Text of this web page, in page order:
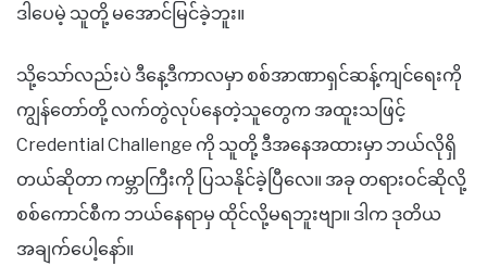
ဒါပေမဲ့ သူတို့ မအောင်မြင်ခဲ့ဘူး။
သို့သော်လည်းပဲ ဒီနေ့ဒီကာလမှာ စစ်အာဏာရှင်ဆန့်ကျင်ရေးကို
ကျွန်တော်တို့ လက်တွဲလုပ်နေတဲ့သူတွေက အထူးသဖြင့်
Credential Challenge ကို သူတို့ ဒီအနေအထားမှာ ဘယ်လိုရှိ
တယ်ဆိုတာ ကမ္ဘာကြီးကို ပြသနိုင်ခဲ့ပြီလေ။ အခု တရားဝင်ဆိုလို့
စစ်ကောင်စီက ဘယ်နေရာမှ ထိုင်လို့မရဘူးဗျာ။ ဒါက ဒုတိယ
အချက်ပေါ့နော်။